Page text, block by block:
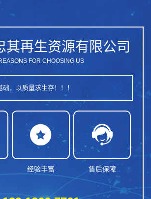
其再生资源有限公司
FOR CHOOSING US
，以质量求生存！！！

经验丰富

售后保障